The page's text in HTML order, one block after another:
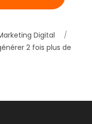
Digital
2 fois plus de